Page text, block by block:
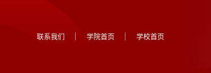
联系我们 学院首页 学校首页